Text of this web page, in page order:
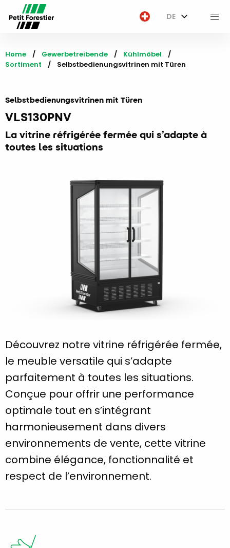
DE
Home Gewerbetreibende
Kühlmöbel
Sortiment
Current:
Selbstbedienungsvitrinen mit Türen
Selbstbedienungsvitrinen mit Türen
VLS130PNV
La vitrine réfrigérée fermée qui s’adapte à
toutes les situations​
Découvrez notre vitrine réfrigérée fermée,
le meuble versatile qui s’adapte
parfaitement à toutes les situations.
Conçue pour offrir une performance
optimale tout en s’intégrant
harmonieusement dans divers
environnements de vente, cette vitrine
combine élégance, fonctionnalité et
respect de l’environnement.